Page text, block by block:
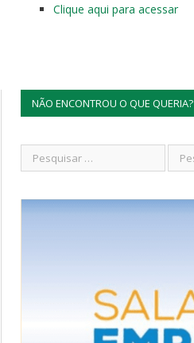
Clique aqui para acessar
NÃO ENCONTROU O QUE QUERIA?